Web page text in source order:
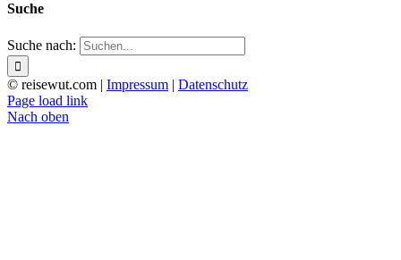
Suche
Suche nach:
© reisewut.com | Impressum | Datenschutz
Page load link
Nach oben